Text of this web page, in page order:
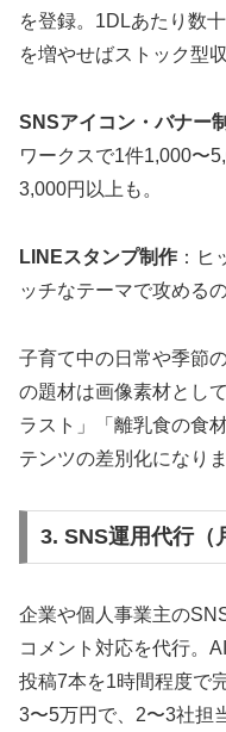
を登録。1DLあたり数
を増やせばストック型収
SNSアイコン・バナー
ワークスで1件1,000〜
3,000円以上も。
LINEスタンプ制作 ：
ッチなテーマで攻める
子育て中の日常や季節
の題材は画像素材とし
ラスト」「離乳食の食
テンツの差別化になりま
3. SNS運用代行（
企業や個人事業主の
コメント対応を代行。
投稿7本を1時間程度で
3〜5万円で、2〜3社担